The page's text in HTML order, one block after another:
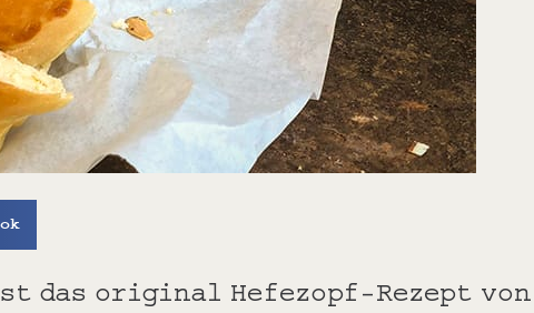
das original Hefezopf-Rezept